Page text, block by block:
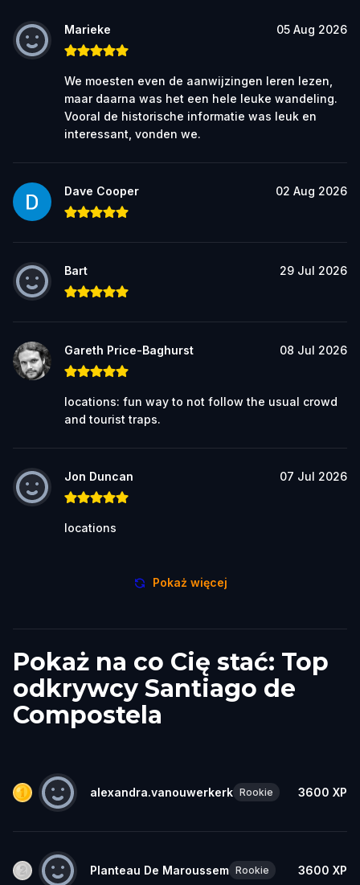
Marieke 05 Aug 2026
We moesten even de aanwijzingen leren lezen,
maar daarna was het een hele leuke wandeling.
Vooral de historische informatie was leuk en
interessant, vonden we.
Dave Cooper 02 Aug 2026
Bart 29 Jul 2026
Gareth Price-Baghurst 08 Jul 2026
locations: fun way to not follow the usual crowd
and tourist traps.
Jon Duncan 07 Jul 2026
locations
Pokaż więcej
Pokaż na co Cię stać: Top
odkrywcy Santiago de
Compostela
alexandra.vanouwerkerk Rookie 3600 XP
Planteau De Maroussem Rookie 3600 XP